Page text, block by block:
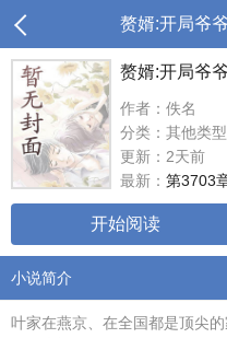
赘婿:开局爷
赘婿:开局爷
作者：佚名
分类：其他类型
更新：2天前
最新： 第3703
开始阅读
小说简介
叶家在燕京、在全国都是顶尖